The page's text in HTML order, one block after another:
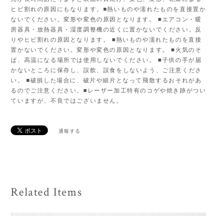
ヒビ割れの原因にもなります。■熱いものや濡れたものを直接置か
ないでください。変形や変色の原因となります。 ■エアコン・暖
房器具・放熱器具・湿度調整機の近くに置かないでください。反
りやヒビ割れの原因となります。 ■熱いものや濡れたものを直接
置かないでください。変形や変色の原因となります。 ■火気のそ
ば、高温になる場所では使用しないでください。 ■子供の手が届
かないところに保存し、誤飲、誤食をしないよう、ご注意くださ
い。 ■破損した場合に、破片や細片となって飛散するおそれがあ
るのでご注意ください。■レーザー加工特有のコゲや焼き跡がつい
ていますが、不良ではございません。
通報する
Related Items